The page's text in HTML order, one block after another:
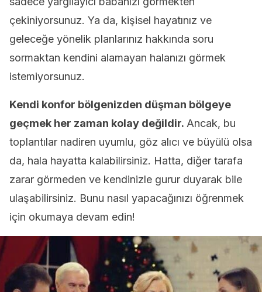
çekiniyorsunuz. Ya da, kişisel hayatınız ve
geleceğe yönelik planlarınız hakkında soru
sormaktan kendini alamayan halanızı görmek
istemiyorsunuz.
Kendi konfor bölgenizden düşman bölgeye
geçmek her zaman kolay değildir. Ancak, bu
toplantılar nadiren uyumlu, göz alıcı ve büyülü olsa
da, hala hayatta kalabilirsiniz. Hatta, diğer tarafa
zarar görmeden ve kendinizle gurur duyarak bile
ulaşabilirsiniz. Bunu nasıl yapacağınızı öğrenmek
için okumaya devam edin!